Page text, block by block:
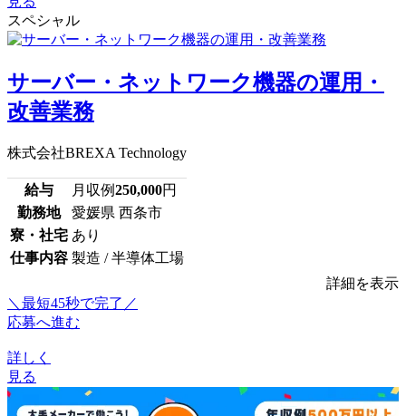
スペシャル
サーバー・ネットワーク機器の運用・
改善業務
株式会社BREXA Technology
給与 月収例250,000円
勤務地
愛媛県 西条市
寮・社宅 あり
仕事内容 製造 / 半導体工場
詳細を表示
＼最短45秒で完了／
応募へ進む
詳しく
見る